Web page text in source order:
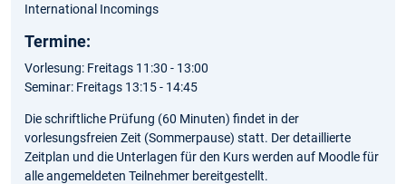
International Incomings
Termine:
Vorlesung: Freitags 11:30 - 13:00
Seminar: Freitags 13:15 - 14:45
Die schriftliche Prüfung (60 Minuten) findet in der
vorlesungsfreien Zeit (Sommerpause) statt. Der detaillierte
Zeitplan und die Unterlagen für den Kurs werden auf Moodle für
alle angemeldeten Teilnehmer bereitgestellt.